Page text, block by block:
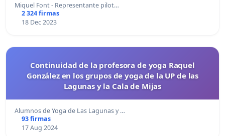
Miquel Font - Representante pilot…
2 324 firmas
18 Dec 2023
Continuidad de la profesora de yoga Raquel
González en los grupos de yoga de la UP de las
Lagunas y la Cala de Mijas
Alumnos de Yoga de Las Lagunas y …
93 firmas
17 Aug 2024